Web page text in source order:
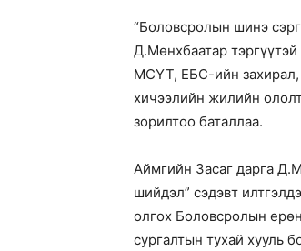
“Боловсролын шинэ
Д.Мөнхбаатар
МСҮТ, ЕБС-ийн захирал,
хичээлийн жилийн
зорилтоо баталлаа.
Аймгийн Засаг дарга
шийдэл” сэдэвт
олгох Боловсролын
сургалтын тухай хууль